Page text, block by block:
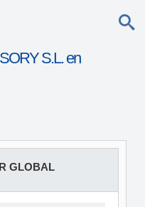
S.L. en
GLOBAL